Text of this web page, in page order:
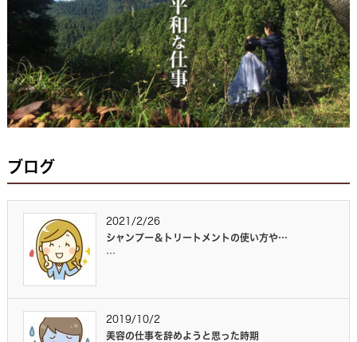
ブログ
2021/2/26
シャンプー＆トリートメントの使い方や…
…
2019/10/2
美容の仕事を辞めようと思った時期